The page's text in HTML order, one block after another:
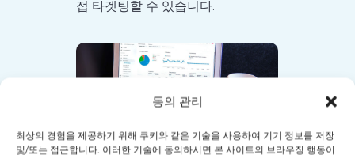
동의 관리
최상의 경험을 제공하기 위해 쿠키와 같은 기술을 사용하여 기기 정보를 저장
및/또는 접근합니다. 이러한 기술에 동의하시면 본 사이트의 브라우징 행동이
접 타겟팅할 수 있습니다.